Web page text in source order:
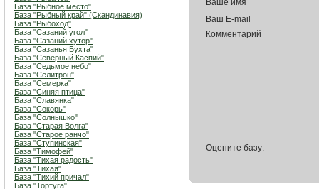
База "Рыбное место"
База "Рыбный край" (Скандинавия)
База "Рыбоход"
База "Сазаний угол"
База "Сазаний хутор"
База "Сазанья Бухта"
База "Северный Каспий"
База "Седьмое небо"
База "Селитрон"
База "Семерка"
База "Синяя птица"
База "Славянка"
База "Сокорь"
База "Солнышко"
База "Старая Волга"
База "Старое ранчо"
База "Ступинская"
База "Тимофей"
База "Тихая радость"
База "Тихая"
База "Тихий причал"
База "Тортуга"
Ваше имя
Ваш E-mail
Комментарий
Оцените базу: